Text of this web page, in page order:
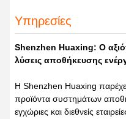
Υπηρεσίες
Shenzhen Huaxing: Ο
λύσεις αποθήκευσης
Η Shenzhen Huaxing
προϊόντα συστημάτων
εγχώριες και διεθνείς